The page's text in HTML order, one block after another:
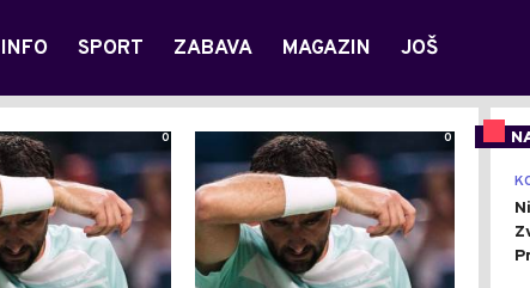
INFO SPORT ZABAVA MAGAZIN JOŠ
0 0